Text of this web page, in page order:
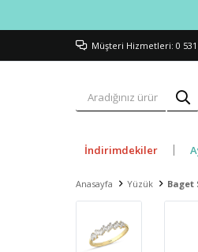
Müşteri Hizmetleri: 0 531
İndirimdekiler
Anasayfa Yüzük Baget